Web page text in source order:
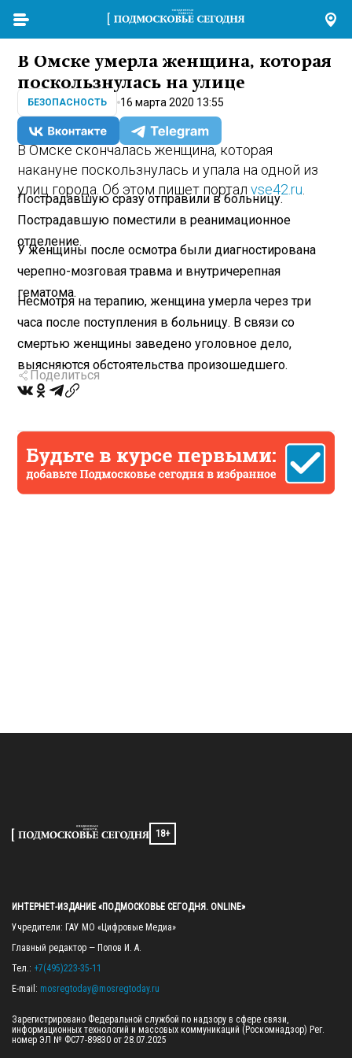
В Омске умерла женщина, которая
поскользнулась на улице
БЕЗОПАСНОСТЬ 16 марта 2020 13:55
В Омске скончалась женщина, которая
накануне поскользнулась и упала на одной из
улиц города. Об этом пишет порталvse42.ru
Пострадавшую сразу отправили в больницу.
Пострадавшую поместили в реанимационное
отделение.
У женщины после осмотра были диагностирована
черепно-мозговая травма и внутричерепная
гематома.
Несмотря на терапию, женщина умерла через три
часа после поступления в больницу. В связи со
смертью женщины заведено уголовное дело,
выясняются обстоятельства произошедшего.
Поделиться
18+
ИНТЕРНЕТ-ИЗДАНИЕ «ПОДМОСКОВЬЕ СЕГОДНЯ. ONLINE»
Учредители: ГАУ МО «Цифровые Медиа»
Главный редактор — Попов И. А.
Тел.: +7(495)223-35-11
E-mail: mosregtoday@mosregtoday.ru
Зарегистрировано Федеральной службой по надзору в сфере связи,
информационных технологий и массовых коммуникаций (Роскомнадзор) Рег.
номер ЭЛ № ФС77-89830 от 28.07.2025